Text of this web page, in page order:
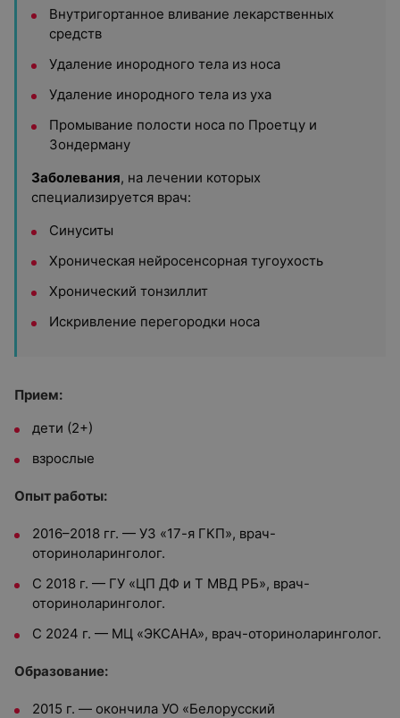
Внутригортанное вливание лекарственных
средств
Удаление инородного тела из носа
Удаление инородного тела из уха
Промывание полости носа по Проетцу и
Зондерману
Заболевания, на лечении которых
специализируется врач:
Синуситы
Хроническая нейросенсорная тугоухость
Хронический тонзиллит
Искривление перегородки носа
Прием:
дети (2+)
взрослые
Опыт работы:
2016–2018 гг. — УЗ «17-я ГКП», врач-
оториноларинголог.
С 2018 г. — ГУ «ЦП ДФ и Т МВД РБ», врач-
оториноларинголог.
С 2024 г. — МЦ «ЭКСАНА», врач-оториноларинголог.
Образование:
2015 г. — окончила УО «Белорусский